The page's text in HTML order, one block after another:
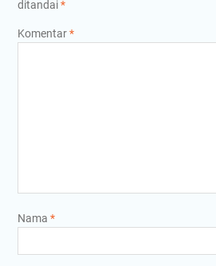
ditandai*
Komentar*
Nama *